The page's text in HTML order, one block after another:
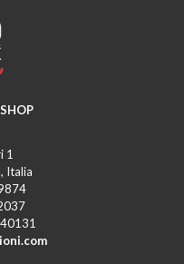
1
Italia